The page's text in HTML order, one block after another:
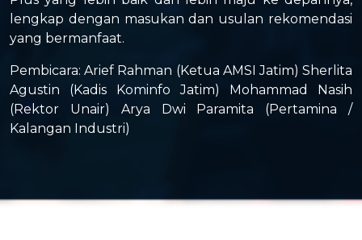
lengkap dengan masukan dan usulan rekomendasi
yang bermanfaat.
Pembicara: Arief Rahman (Ketua AMSI Jatim) Sherlita
Agustin (Kadis Kominfo Jatim) Mohammad Nasih
(Rektor Unair) Arya Dwi Paramita (Pertamina /
Kalangan Industri)